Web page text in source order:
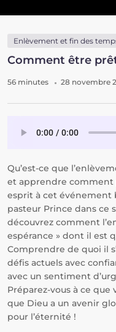
Enlèvement et fin des
Comment être
56 minutes 28 novembre
Qu’est-ce que
et apprendre
esprit à cet événement
pasteur Prince dans ce
découvrez comment
espérance » dont il est
Comprendre de quoi il
défis actuels avec
avec un sentiment
Préparez-vous à ce
que Dieu a un avenir
pour l’éternité !